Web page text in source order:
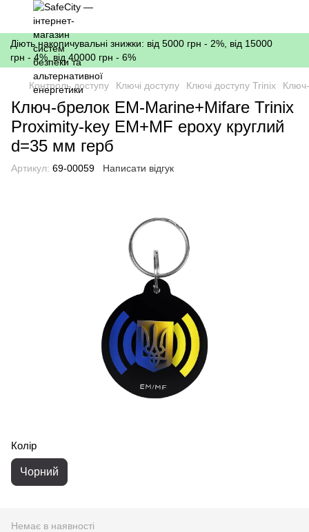
Діють накопичувальні знижки: від 5000 грн - 2%, від 15000
грн - 4%, від 40000 грн - 6%
Контроль доступу Ключі доступу Ключі доступу Trinix
Ключ-брелок EM-Marine+Mifare Trinix
Proximity-key EM+MF epoxy круглий
d=35 мм герб
Артикул: 69-00059 Написати відгук
Колір
Чорний
Немає в наявності